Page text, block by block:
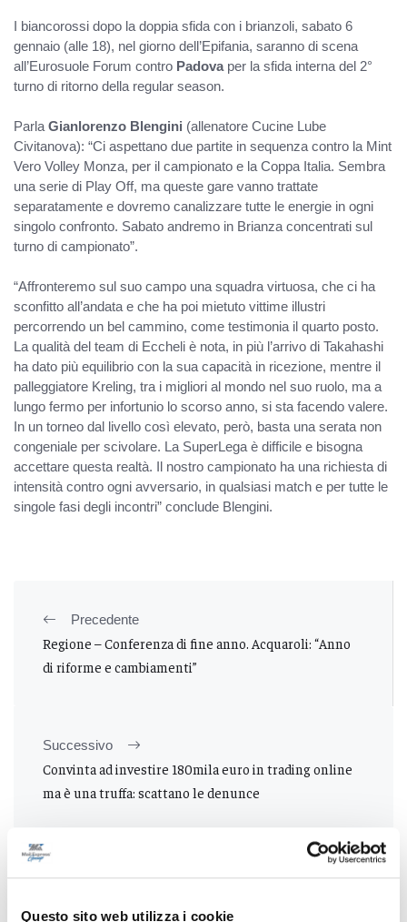
Questo sito web utilizza i cookie
I biancorossi dopo la doppia sfida con i brianzoli, sabato 6
gennaio (alle 18), nel giorno dell’Epifania, saranno di scena
all’Eurosuole Forum contro Padovaper la sfida interna del 2°
turno di ritorno della regular season.
ParlaGianlorenzo Blengini (allenatore Cucine Lube
Civitanova): “Ci aspettano due partite in sequenza contro la Mint
Vero Volley Monza, per il campionato e la Coppa Italia. Sembra
una serie di Play Off, ma queste gare vanno trattate
separatamente e dovremo canalizzare tutte le energie in ogni
singolo confronto. Sabato andremo in Brianza concentrati sul
turno di campionato”.
“Affronteremo sul suo campo una squadra virtuosa, che ci ha
sconfitto all’andata e che ha poi mietuto vittime illustri
percorrendo un bel cammino, come testimonia il quarto posto.
La qualità del team di Eccheli è nota, in più l’arrivo di Takahashi
ha dato più equilibrio con la sua capacità in ricezione, mentre il
palleggiatore Kreling, tra i migliori al mondo nel suo ruolo, ma a
lungo fermo per infortunio lo scorso anno, si sta facendo valere.
In un torneo dal livello così elevato, però, basta una serata non
congeniale per scivolare. La SuperLega è difficile e bisogna
accettare questa realtà. Il nostro campionato ha una richiesta di
intensità contro ogni avversario, in qualsiasi match e per tutte le
singole fasi degli incontri” conclude Blengini.
Precedente
Regione – Conferenza di fine anno. Acquaroli: “Anno
di riforme e cambiamenti”
Successivo
Convinta ad investire 180mila euro in trading online
ma è una truffa: scattano le denunce
Tutti gli articoli